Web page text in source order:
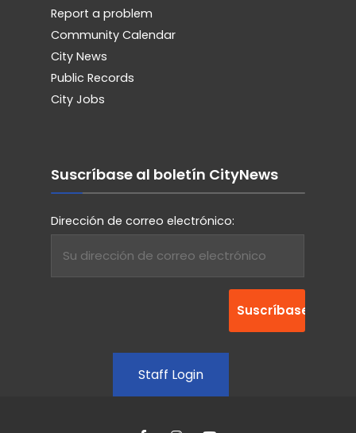
Report a problem
Community Calendar
City News
Public Records
City Jobs
Suscríbase al boletín CityNews
Dirección de correo electrónico:
Staff Login